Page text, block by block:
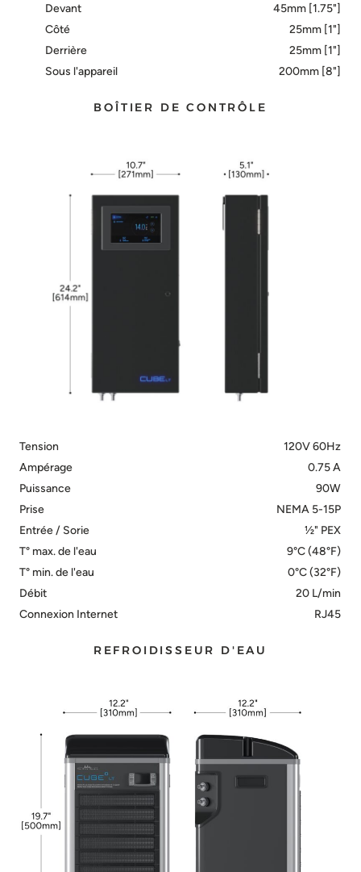
Devant
45mm [1.75"]
Côté
25mm [1"]
Derrière
25mm [1"]
Sous l'appareil
200mm [8"]
BOÎTIER DE CONTRÔLE
Tension
120V 60Hz
Ampérage
0.75 A
Puissance
90W
Prise
NEMA 5-15P
Entrée / Sorie
½" PEX
T° max. de l'eau
9°C (48°F)
T° min. de l'eau
0°C (32°F)
Débit
20 L/min
Connexion Internet
RJ45
REFROIDISSEUR D'EAU